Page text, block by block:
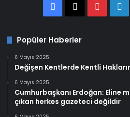
Facebook
X
Popüler Haberler
6 Mayıs 2025
Değişen Kentlerde Kentli
6 Mayıs 2025
Cumhurbaşkanı Erdoğan: Eline
çıkan herkes gazeteci değildir